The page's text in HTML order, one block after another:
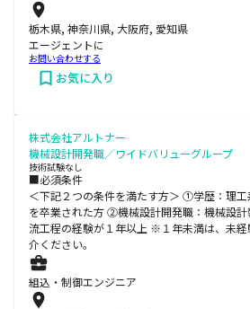
栃木県, 神奈川県, 大阪府, 愛知県
エージェントに
お問い合わせする
お気に入り
株式会社アルトナー
機械設計開発職／ワイドバリューグループ
技術試験なし
■必須条件
＜下記２つの条件を満たす方＞ ①学歴：理
を卒業された方 ②機械設計開発職：機械設
流工程の経験が１年以上 ※１年未満は、未
介ください。
組込・制御エンジニア